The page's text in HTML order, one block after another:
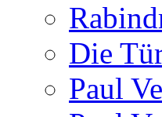
Die
Paul